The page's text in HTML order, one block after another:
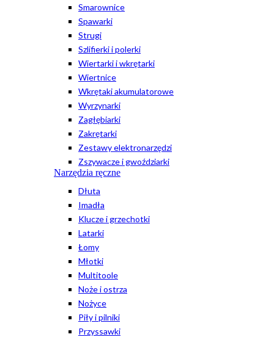
Smarownice
Spawarki
Strugi
Szlifierki i polerki
Wiertarki i wkrętarki
Wiertnice
Wkrętaki akumulatorowe
Wyrzynarki
Zagłębiarki
Zakrętarki
Zestawy elektronarzędzi
Zszywacze i gwoździarki
Narzędzia ręczne
Dłuta
Imadła
Klucze i grzechotki
Latarki
Łomy
Młotki
Multitoole
Noże i ostrza
Nożyce
Piły i pilniki
Przyssawki